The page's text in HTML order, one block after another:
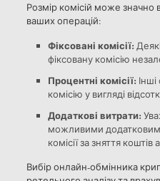
Розмір комісій може значно
ваших операцій:
Фіксовані комісії:
фіксовану комісію
Процентні комісії:
комісію у вигляді
Додаткові витрати:
можливими
комісії за зняття
Вибір онлайн-обмінника